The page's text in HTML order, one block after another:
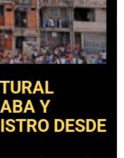
Y
DESDE